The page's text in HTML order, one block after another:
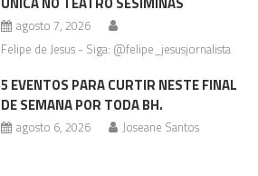
agosto 7, 2026
Felipe de Jesus - Siga: @felipe_jesusjornalista
5 EVENTOS PARA CURTIR NESTE FINAL
DE SEMANA POR TODA BH.
agosto 6, 2026 Joseane Santos